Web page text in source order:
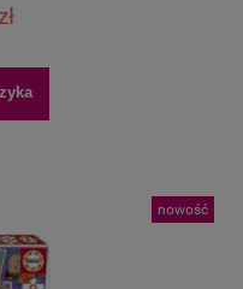
nowość